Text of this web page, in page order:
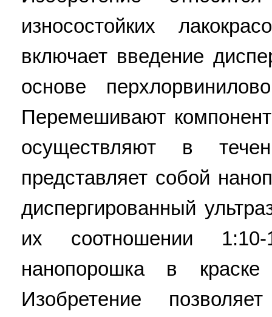
износостойких
включает введение
основе
Перемешивают
осуществляют в
представляет собой
диспергированный
их соотношении
нанопорошка в краске
Изобретение